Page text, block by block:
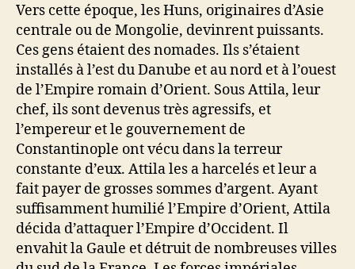
Vers cette époque, les Huns, originaires d’Asie
centrale ou de Mongolie, devinrent puissants.
Ces gens étaient des nomades. Ils s’étaient
installés à l’est du Danube et au nord et à l’ouest
de l’Empire romain d’Orient. Sous Attila, leur
chef, ils sont devenus très agressifs, et
l’empereur et le gouvernement de
Constantinople ont vécu dans la terreur
constante d’eux. Attila les a harcelés et leur a
fait payer de grosses sommes d’argent. Ayant
suffisamment humilié l’Empire d’Orient, Attila
décida d’attaquer l’Empire d’Occident. Il
envahit la Gaule et détruit de nombreuses villes